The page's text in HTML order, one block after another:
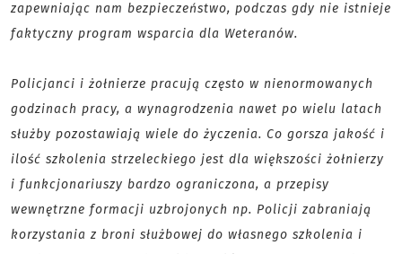
zapewniając nam bezpieczeństwo, podczas gdy nie istnieje
faktyczny program wsparcia dla Weteranów.
Policjanci i żołnierze pracują często w nienormowanych
godzinach pracy, a wynagrodzenia nawet po wielu latach
służby pozostawiają wiele do życzenia. Co gorsza jakość i
ilość szkolenia strzeleckiego jest dla większości żołnierzy
i funkcjonariuszy bardzo ograniczona, a przepisy
wewnętrzne formacji uzbrojonych np. Policji zabraniają
korzystania z broni służbowej do własnego szkolenia i